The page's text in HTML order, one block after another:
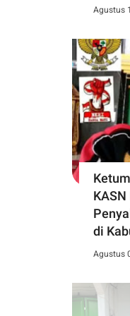
Agustus
di
Agustus